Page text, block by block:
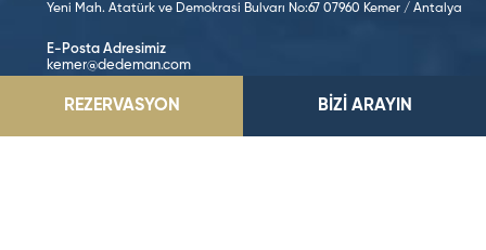
Yeni Mah. Atatürk ve Demokrasi Bulvarı No:67 07960 Kemer / Antalya
E-Posta Adresimiz
kemer@dedeman.com
Telefon Numaramız
REZERVASYON BİZİ ARAYIN